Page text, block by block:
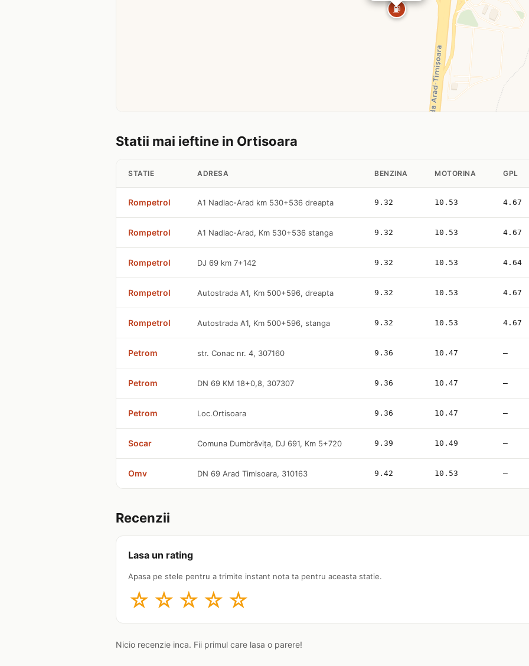
⛽
Statii mai ieftine in Ortisoara
STATIE ADRESA BENZINA MOTORINA GPL
Rompetrol A1 Nadlac-Arad km 530+536 dreapta 9.32 10.53 4.67
Rompetrol A1 Nadlac-Arad, Km 530+536 stanga 9.32 10.53 4.67
Rompetrol DJ 69 km 7+142 9.32 10.53 4.64
Rompetrol Autostrada A1, Km 500+596, dreapta 9.32 10.53 4.67
Rompetrol Autostrada A1, Km 500+596, stanga 9.32 10.53 4.67
Petrom str. Conac nr. 4, 307160 9.36 10.47 —
Petrom DN 69 KM 18+0,8, 307307 9.36 10.47 —
Petrom Loc.Ortisoara 9.36 10.47 —
Socar Comuna Dumbrăviţa, DJ 691, Km 5+720 9.39 10.49 —
Omv DN 69 Arad Timisoara, 310163 9.42 10.53 —
Recenzii
Lasa un rating
Apasa pe stele pentru a trimite instant nota ta pentru aceasta statie.
☆ ☆ ☆ ☆ ☆
Nicio recenzie inca. Fii primul care lasa o parere!